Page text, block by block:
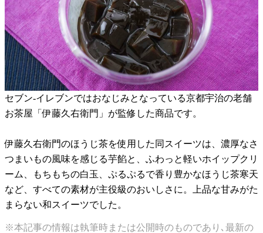
セブン-イレブンではおなじみとなっている京都宇治の老舗
お茶屋「伊藤久右衛門」が監修した商品です。
伊藤久右衛門のほうじ茶を使用した同スイーツは、濃厚なさ
つまいもの風味を感じる芋餡と、ふわっと軽いホイップクリ
ーム、もちもちの白玉、ぷるぷるで香り豊かなほうじ茶寒天
など、すべての素材が主役級のおいしさに。上品な甘みがた
まらない和スイーツでした。
※本記事の情報は執筆時または公開時のものであり､最新の